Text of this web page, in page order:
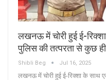
लखनऊ में चोरी हुई ई-
पुलिस की तत्परता से कुछ
Shibli Beg Jul 16, 2025
लखनऊ में चोरी हुई ई-रिक्शा के साथ